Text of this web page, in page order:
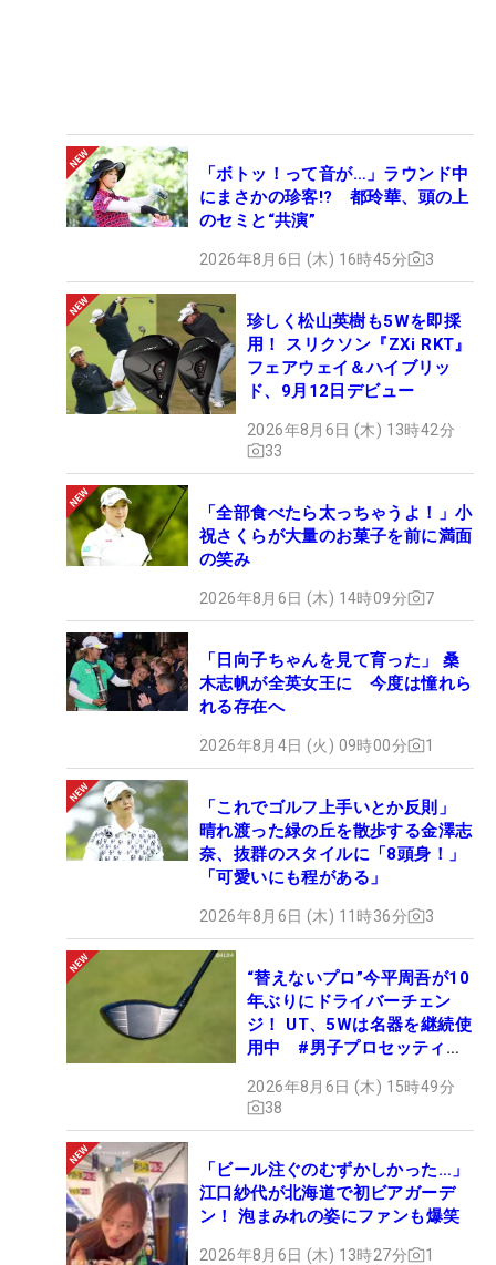
「ボトッ！って音が…」ラウンド中
にまさかの珍客!? 都玲華、頭の上
のセミと“共演”
2026年8月6日 (木) 16時45分 3
珍しく松山英樹も5Wを即採
用！ スリクソン『ZXi RKT』
フェアウェイ＆ハイブリッ
ド、9月12日デビュー
2026年8月6日 (木) 13時42分
33
「全部食べたら太っちゃうよ！」小
祝さくらが大量のお菓子を前に満面
の笑み
2026年8月6日 (木) 14時09分 7
「日向子ちゃんを見て育った」 桑
木志帆が全英女王に 今度は憧れら
れる存在へ
2026年8月4日 (火) 09時00分 1
「これでゴルフ上手いとか反則」
晴れ渡った緑の丘を散歩する金澤志
奈、抜群のスタイルに「8頭身！」
「可愛いにも程がある」
2026年8月6日 (木) 11時36分 3
“替えないプロ”今平周吾が10
年ぶりにドライバーチェン
ジ！ UT、5Wは名器を継続使
用中 #男子プロセッティン
2026年8月6日 (木) 15時49分
38
「ビール注ぐのむずかしかった…」
江口紗代が北海道で初ビアガーデ
ン！ 泡まみれの姿にファンも爆笑
2026年8月6日 (木) 13時27分 1